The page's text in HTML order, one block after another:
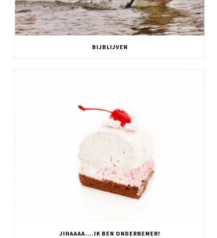
BIJBLIJVEN
JIHAAAA….IK BEN ONDERNEMER!